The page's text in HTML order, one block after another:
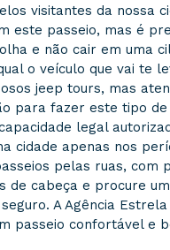
visitantes da nossa
este passeio, mas é
e não cair em uma
o veículo que vai te
jeep tours, mas
para fazer este tipo
legal
cidade apenas nos
pelas ruas, com
de cabeça e procure
A Agência
passeio confortável e